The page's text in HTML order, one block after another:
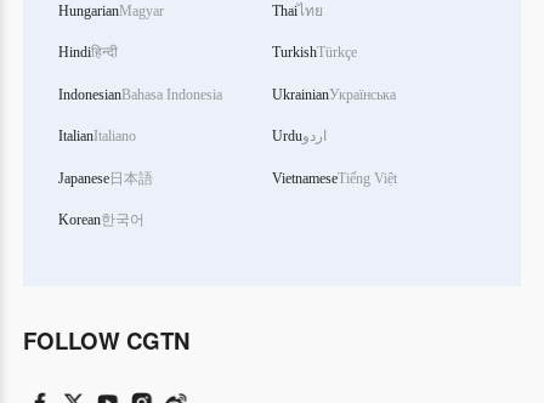
HungarianMagyar
Hindiहिन्दी
IndonesianBahasa Indonesia
ItalianItaliano
Japanese日本語
Korean한국어
Thaiไทย
TurkishTürkçe
UkrainianУкраїнська
Urduاردو
VietnameseTiếng Việt
FOLLOW CGTN